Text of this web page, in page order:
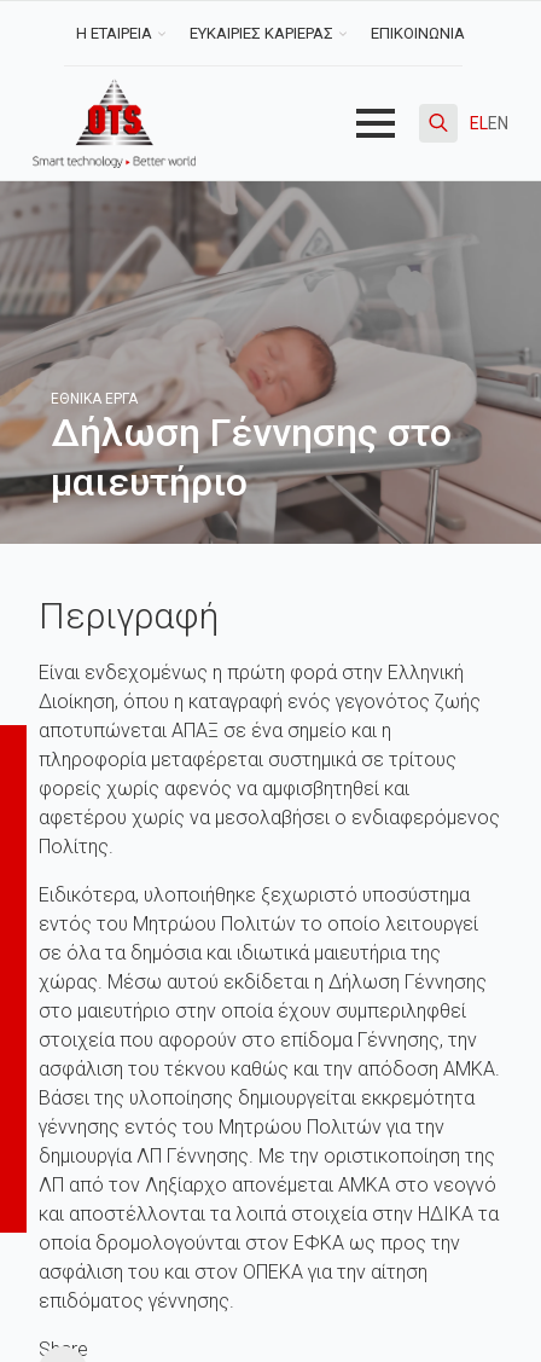
Η ΕΤΑΙΡΕΙΑ ΕΥΚΑΙΡΙΕΣ ΚΑΡΙΕΡΑΣ ΕΠΙΚΟΙΝΩΝΙΑ
for:
ELEN
ΕΘΝΙΚΆ ΈΡΓΑ
Δήλωση Γέννησης στο
μαιευτήριο
Περιγραφή
Είναι ενδεχομένως η πρώτη φορά στην Ελληνική
Διοίκηση, όπου η καταγραφή ενός γεγονότος ζωής
αποτυπώνεται ΑΠΑΞ σε ένα σημείο και η
πληροφορία μεταφέρεται συστημικά σε τρίτους
φορείς χωρίς αφενός να αμφισβητηθεί και
αφετέρου χωρίς να μεσολαβήσει ο ενδιαφερόμενος
Πολίτης.
Ειδικότερα, υλοποιήθηκε ξεχωριστό υποσύστημα
εντός του Μητρώου Πολιτών το οποίο λειτουργεί
σε όλα τα δημόσια και ιδιωτικά μαιευτήρια της
χώρας. Μέσω αυτού εκδίδεται η Δήλωση Γέννησης
στο μαιευτήριο στην οποία έχουν συμπεριληφθεί
στοιχεία που αφορούν στο επίδομα Γέννησης, την
ασφάλιση του τέκνου καθώς και την απόδοση ΑΜΚΑ.
Βάσει της υλοποίησης δημιουργείται εκκρεμότητα
γέννησης εντός του Μητρώου Πολιτών για την
δημιουργία ΛΠ Γέννησης. Με την οριστικοποίηση της
ΛΠ από τον Ληξίαρχο απονέμεται ΑΜΚΑ στο νεογνό
και αποστέλλονται τα λοιπά στοιχεία στην ΗΔΙΚΑ τα
οποία δρομολογούνται στον ΕΦΚΑ ως προς την
ασφάλιση του και στον ΟΠΕΚΑ για την αίτηση
επιδόματος γέννησης.
Share